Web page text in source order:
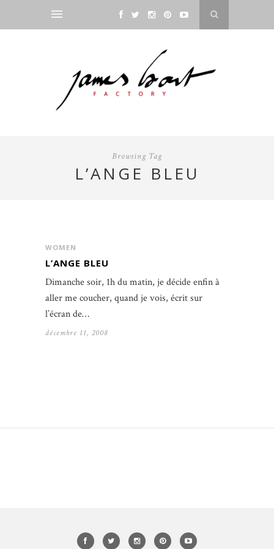
Browsing Tag
L’ANGE BLEU
WOMEN
L’ANGE BLEU
Dimanche soir, 1h du matin, je décide enfin à
aller me coucher, quand je vois, écrit sur
l’écran de…
décembre 11, 2008